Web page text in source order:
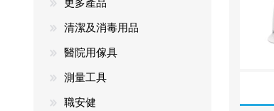
更多產品
清潔及消毒用品
醫院用傢具
測量工具
職安健